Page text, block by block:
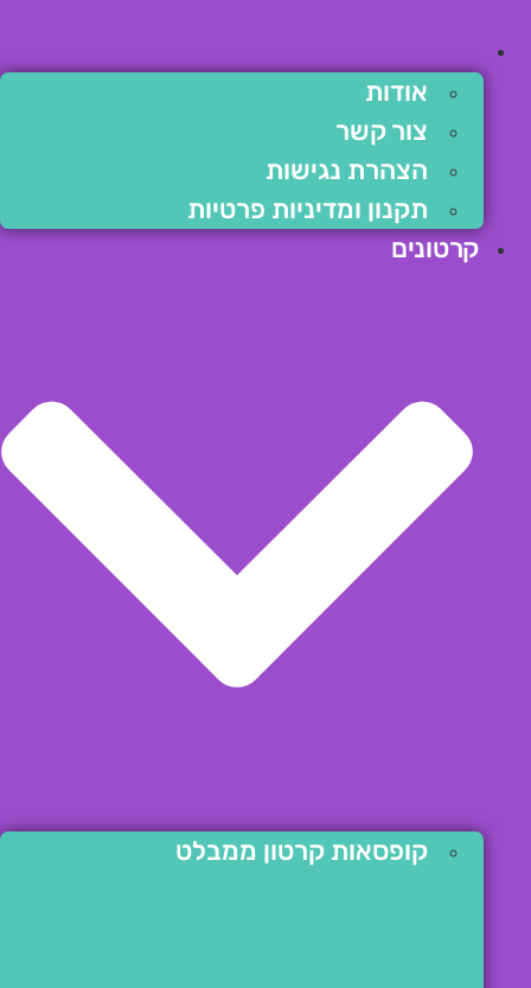
אודות
צור קשר
הצהרת נגישות
תקנון ומדיניות פרטיות
קרטונים
קופסאות קרטון ממבלט